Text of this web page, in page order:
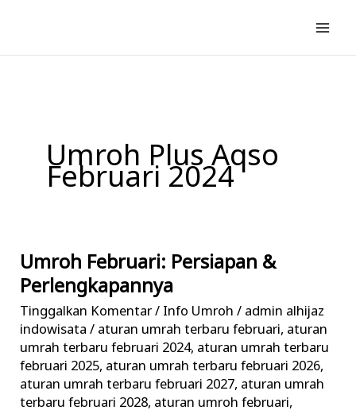
konten
Umroh Plus Aqso
Februari 2024
Umroh Februari: Persiapan &
Perlengkapannya
Tinggalkan Komentar/ Info Umroh / admin alhijaz
indowisata/ aturan umrah terbaru februari, aturan
umrah terbaru februari 2024, aturan umrah terbaru
februari 2025, aturan umrah terbaru februari 2026,
aturan umrah terbaru februari 2027, aturan umrah
terbaru februari 2028, aturan umroh februari,
Umroh
Februari:
Persiapan
&
Perlengkapannya